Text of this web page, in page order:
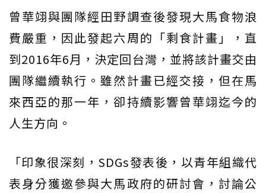
曾華翊與團隊經田野調查後發現大馬食物浪
費嚴重，因此發起六周的「剩食計畫」，直
到2016年6月，決定回台灣，並將該計畫交由
團隊繼續執行。雖然計畫已經交接，但在馬
來西亞的那一年，卻持續影響曾華翊迄今的
人生方向。
「印象很深刻，SDGs發表後，以青年組織代
表身分獲邀參與大馬政府的研討會，討論公